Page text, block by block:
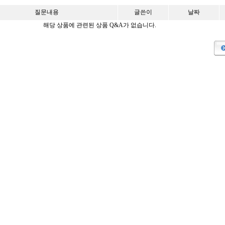
질문내용 글쓴이 날짜
해당 상품에 관련된 상품 Q&A가 없습니다.